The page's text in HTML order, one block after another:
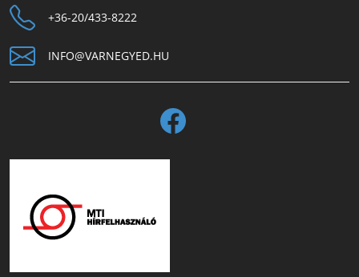
+36-20/433-8222
INFO@VARNEGYED.HU